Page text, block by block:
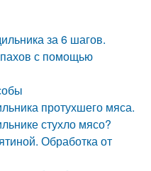
за 6 шагов.
с помощью
протухшего мяса.
стухло мясо?
Обработка от